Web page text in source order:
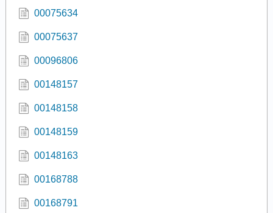
00075634
00075637
00096806
00148157
00148158
00148159
00148163
00168788
00168791